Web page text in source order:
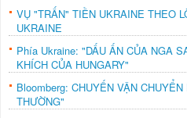
VỤ "TRẤN" TIỀN UKRAINE THEO
UKRAINE
Phía Ukraine: "DẤU ẤN CỦA NGA
KHÍCH CỦA HUNGARY"
Bloomberg: CHUYẾN VẬN
THƯỜNG"